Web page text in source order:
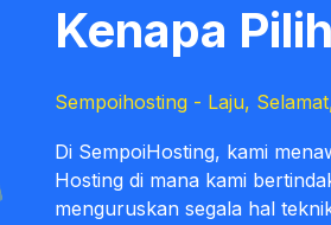
Kenapa
Sempoihosting - Laju,
Di SempoiHosting, kami
Hosting di mana kami
menguruskan segala hal